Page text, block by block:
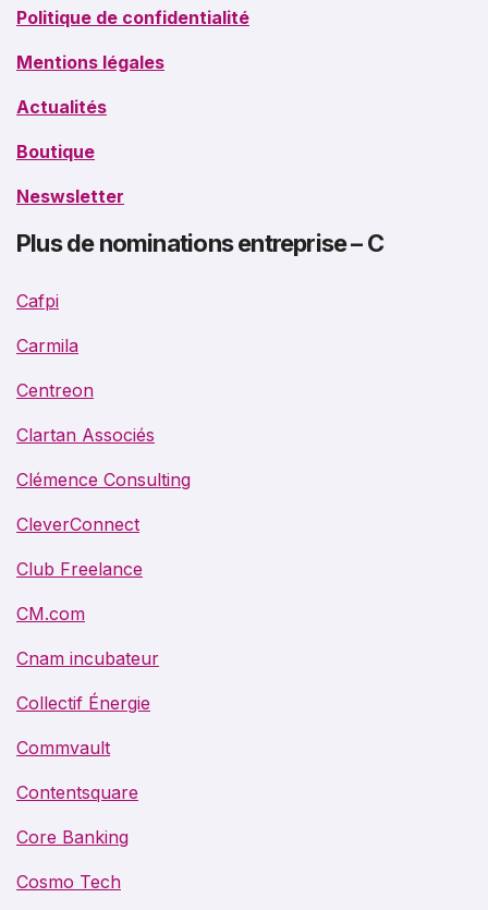
Politique de confidentialité
Mentions légales
Actualités
Boutique
Neswsletter
Plus de nominations entreprise – C
Cafpi
Carmila
Centreon
Clartan Associés
Clémence Consulting
CleverConnect
Club Freelance
CM.com
Cnam incubateur
Collectif Énergie
Commvault
Contentsquare
Core Banking
Cosmo Tech